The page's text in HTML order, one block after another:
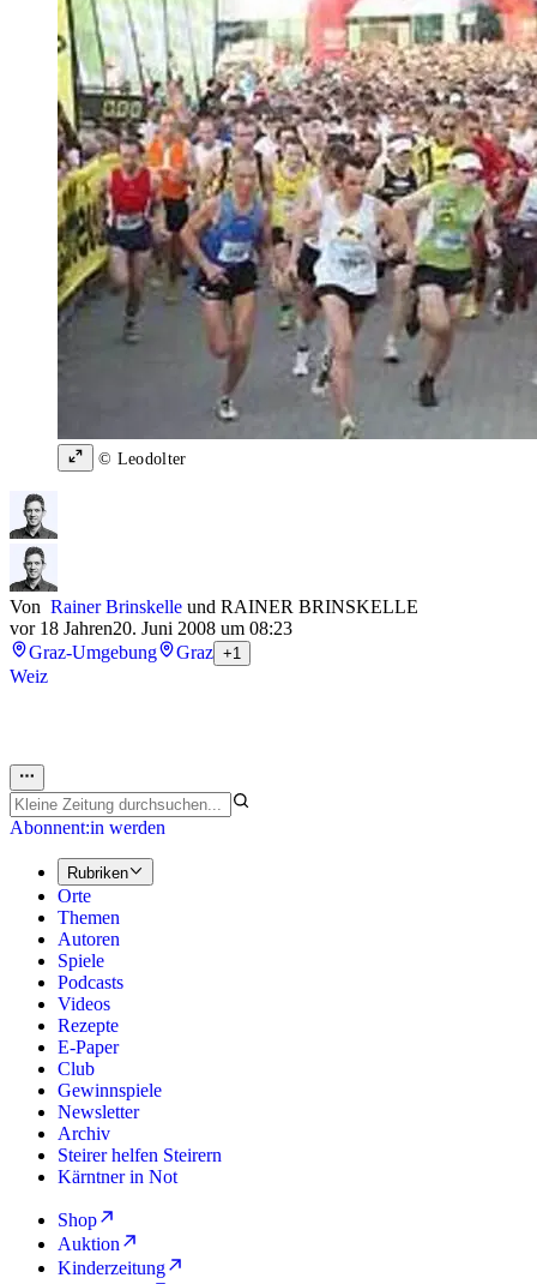
© Leodolter
Von Rainer Brinskelle und RAINER BRINSKELLE
vor 18 Jahren20. Juni 2008 um 08:23
Graz-Umgebung
Graz +1
Weiz
Abonnent:in werden
Rubriken
Orte
Themen
Autoren
Spiele
Podcasts
Videos
Rezepte
E-Paper
Club
Gewinnspiele
Newsletter
Archiv
Steirer helfen Steirern
Kärntner in Not
Shop
Auktion
Kinderzeitung